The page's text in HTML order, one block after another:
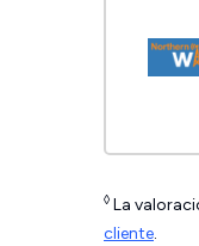
◊ La
cliente.